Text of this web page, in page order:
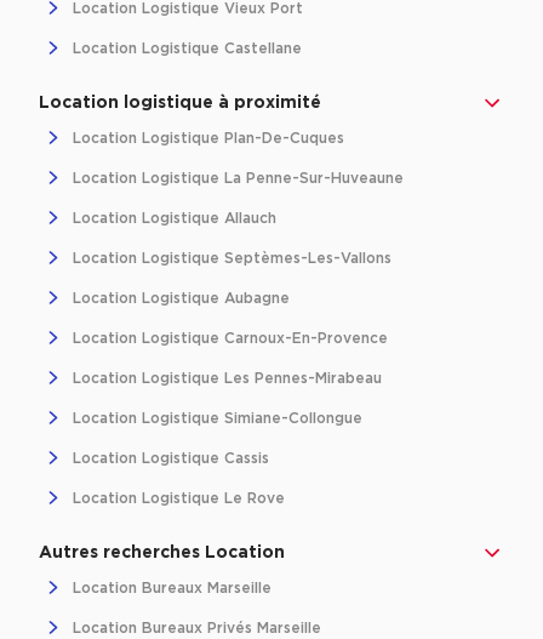
Location Logistique Vieux Port
Location Logistique Castellane
Location logistique à proximité
Location Logistique Plan-De-Cuques
Location Logistique La Penne-Sur-Huveaune
Location Logistique Allauch
Location Logistique Septèmes-Les-Vallons
Location Logistique Aubagne
Location Logistique Carnoux-En-Provence
Location Logistique Les Pennes-Mirabeau
Location Logistique Simiane-Collongue
Location Logistique Cassis
Location Logistique Le Rove
Autres recherches Location
Location Bureaux Marseille
Location Bureaux Privés Marseille